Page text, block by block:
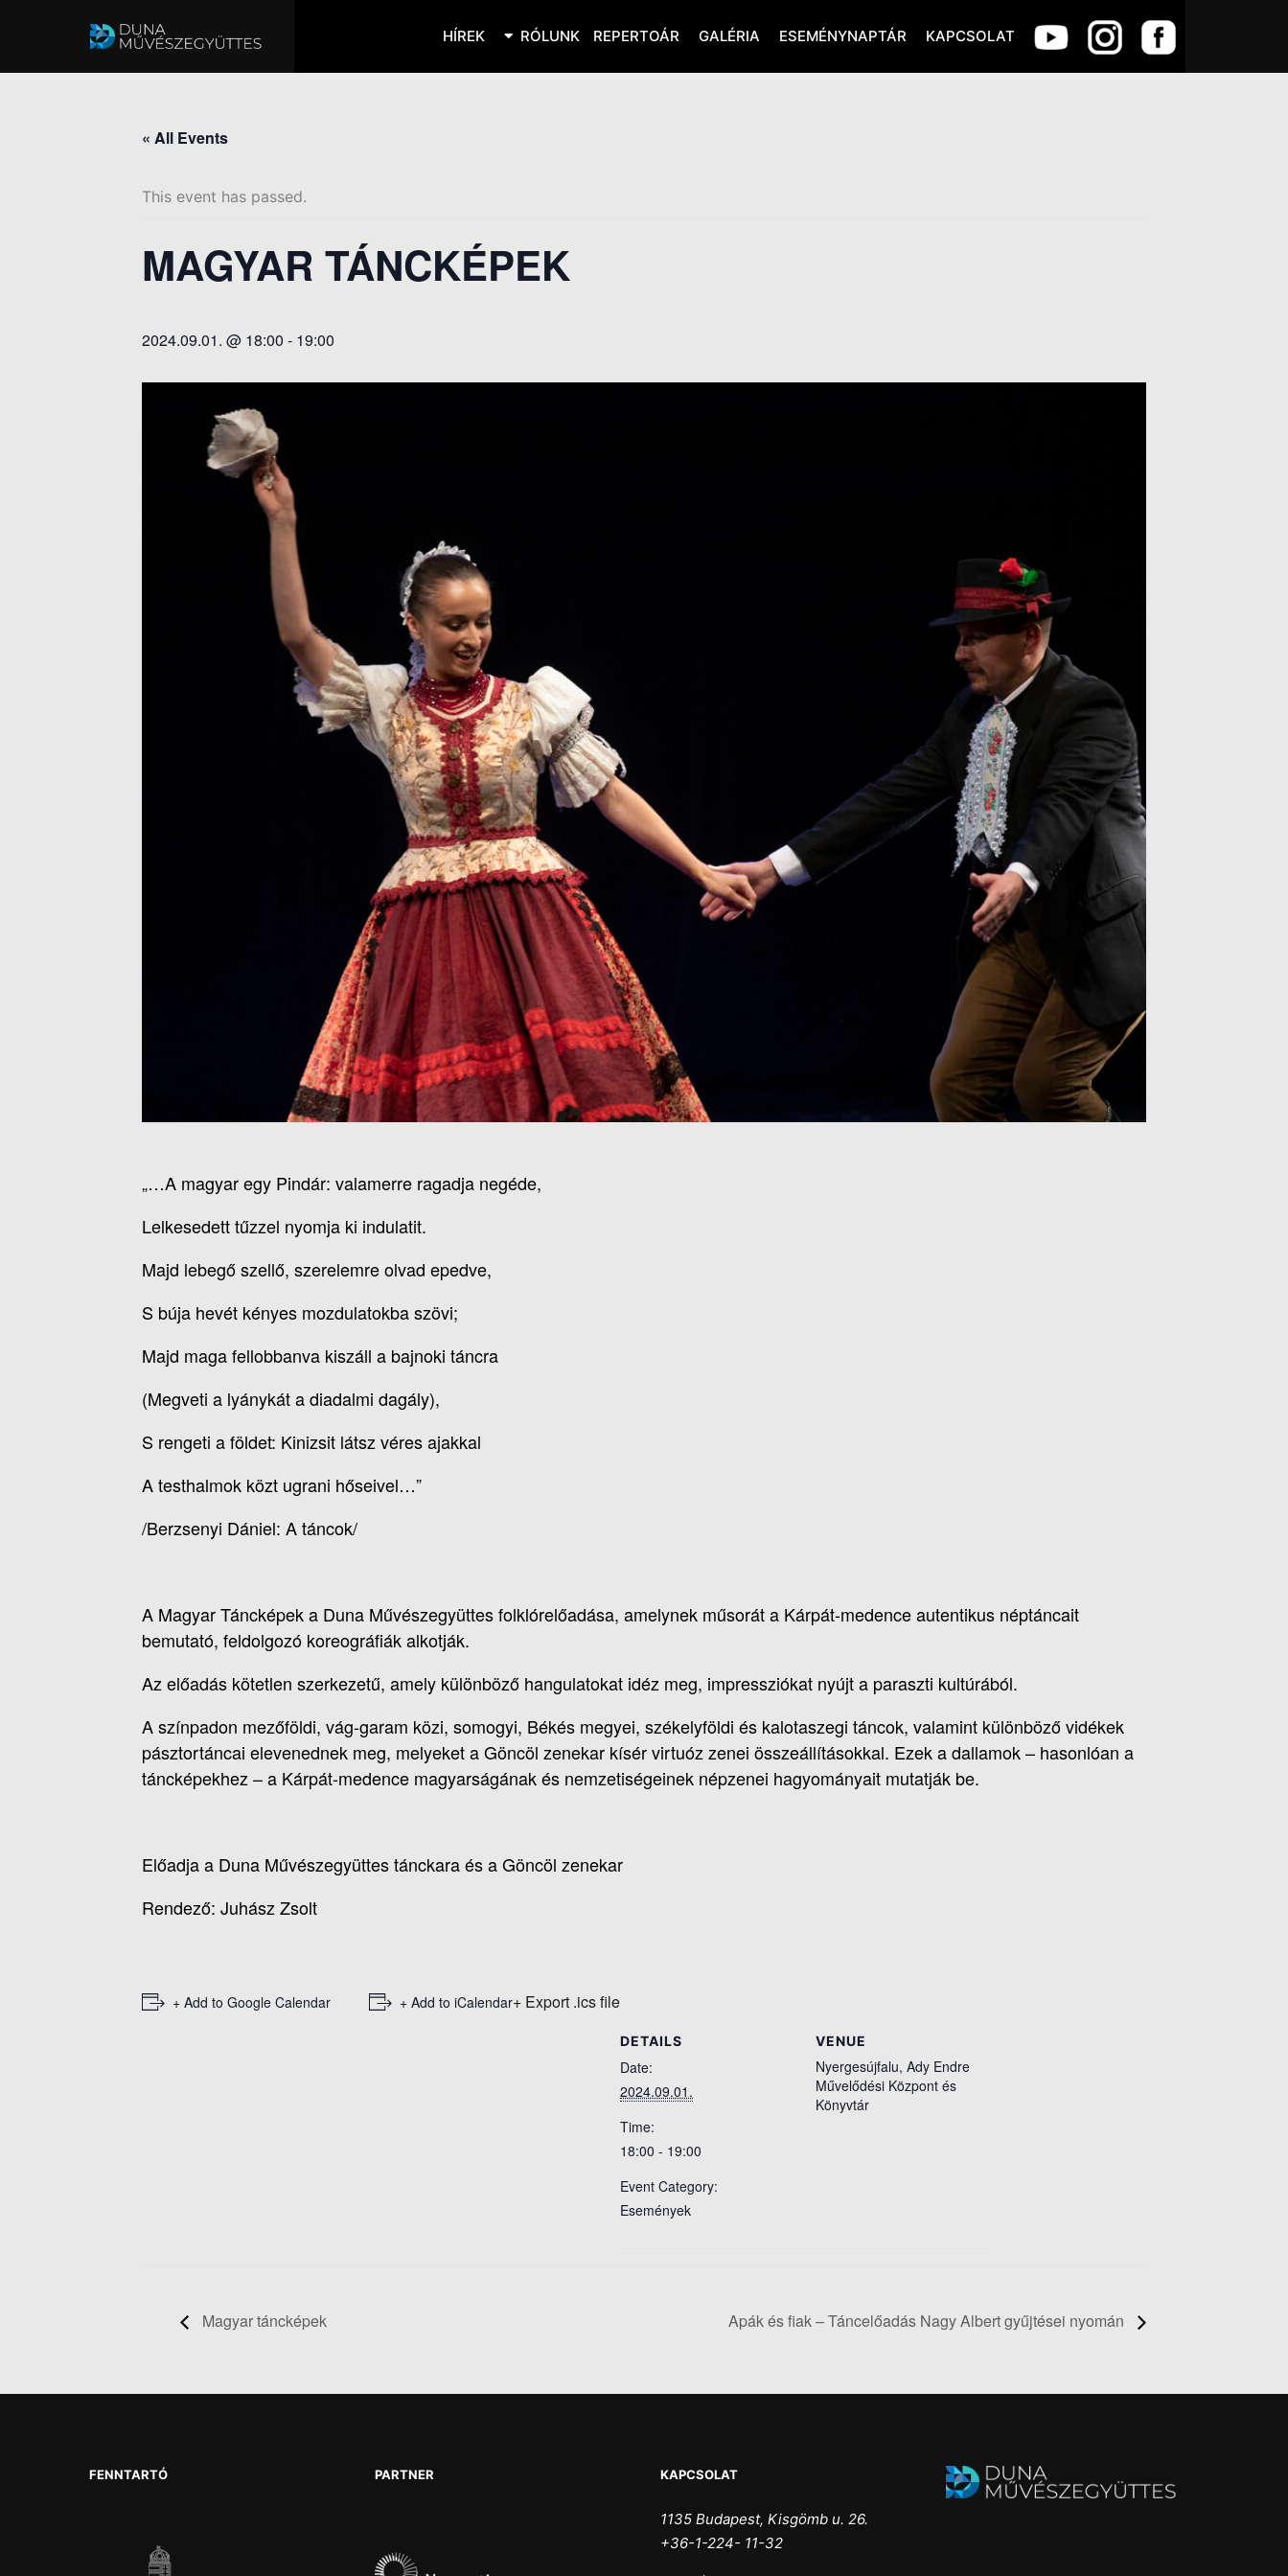
HÍREK RÓLUNK REPERTOÁR GALÉRIA ESEMÉNYNAPTÁR KAPCSOLAT
« All Events
This event has passed.
MAGYAR TÁNCKÉPEK
2024.09.01. @ 18:00 - 19:00
„…A magyar egy Pindár: valamerre ragadja negéde,
Lelkesedett tűzzel nyomja ki indulatit.
Majd lebegő szellő, szerelemre olvad epedve,
S búja hevét kényes mozdulatokba szövi;
Majd maga fellobbanva kiszáll a bajnoki táncra
(Megveti a lyánykát a diadalmi dagály),
S rengeti a földet: Kinizsit látsz véres ajakkal
A testhalmok közt ugrani hőseivel…”
/Berzsenyi Dániel: A táncok/
A Magyar Táncképek a Duna Művészegyüttes folklórelőadása, amelynek műsorát a Kárpát-medence autentikus néptáncait
bemutató, feldolgozó koreográfiák alkotják.
Az előadás kötetlen szerkezetű, amely különböző hangulatokat idéz meg, impressziókat nyújt a paraszti kultúrából.
A színpadon mezőföldi, vág-garam közi, somogyi, Békés megyei, székelyföldi és kalotaszegi táncok, valamint különböző vidékek
pásztortáncai elevenednek meg, melyeket a Göncöl zenekar kísér virtuóz zenei összeállításokkal. Ezek a dallamok – hasonlóan a
táncképekhez – a Kárpát-medence magyarságának és nemzetiségeinek népzenei hagyományait mutatják be.
Előadja a Duna Művészegyüttes tánckara és a Göncöl zenekar
Rendező: Juhász Zsolt
+ Add to Google Calendar + Add to iCalendar+ Export .ics file
DETAILS
Date:
2024.09.01.
Time:
18:00 - 19:00
Event Category:
Események
VENUE
Nyergesújfalu, Ady Endre
Művelődési Központ és
Könyvtár
Magyar táncképek Apák és fiak – Táncelőadás Nagy Albert gyűjtései nyomán
FENNTARTÓ PARTNER KAPCSOLAT
1135 Budapest, Kisgömb u. 26.
+36-1-224- 11-32